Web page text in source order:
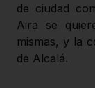
de ciudad
Aira se
mismas, y la
de Alcalá.